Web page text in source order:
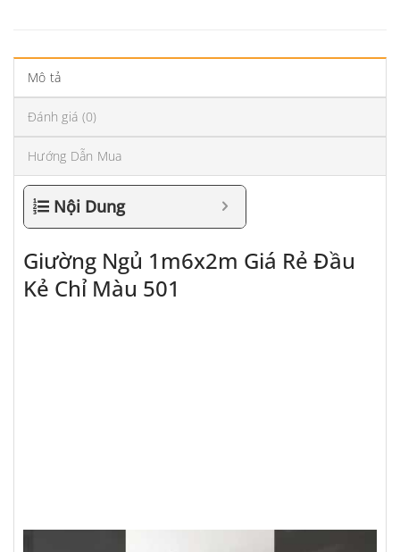
Mô tả
Đánh giá (0)
Hướng Dẫn Mua
Nội Dung
Giường Ngủ 1m6x2m Giá Rẻ Đầu
Kẻ Chỉ Màu 501